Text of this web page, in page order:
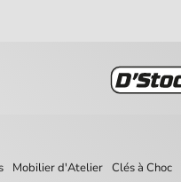
Mobilier d'Atelier Clés à Choc